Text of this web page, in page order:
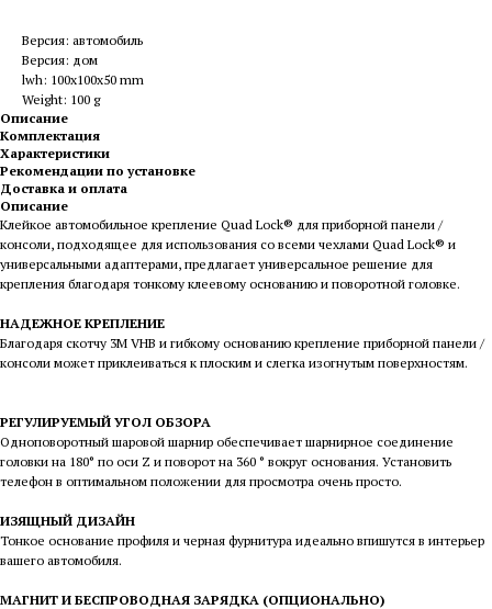
Версия: автомобиль
Версия: дом
lwh: 100x100x50 mm
Weight: 100 g
Описание
Комплектация
Характеристики
Рекомендации по установке
Доставка и оплата
Описание
Клейкое автомобильное крепление Quad Lock® для приборной панели /
консоли, подходящее для использования со всеми чехлами Quad Lock® и
универсальными адаптерами, предлагает универсальное решение для
крепления благодаря тонкому клеевому основанию и поворотной головке.
НАДЕЖНОЕ КРЕПЛЕНИЕ
Благодаря скотчу 3M VHB и гибкому основанию крепление приборной панели /
консоли может приклеиваться к плоским и слегка изогнутым поверхностям.
РЕГУЛИРУЕМЫЙ УГОЛ ОБЗОРА
Одноповоротный шаровой шарнир обеспечивает шарнирное соединение
головки на 180° по оси Z и поворот на 360 ° вокруг основания. Установить
телефон в оптимальном положении для просмотра очень просто.
ИЗЯЩНЫЙ ДИЗАЙН
Тонкое основание профиля и черная фурнитура идеально впишутся в интерьер
вашего автомобиля.
МАГНИТ И БЕСПРОВОДНАЯ ЗАРЯДКА (ОПЦИОНАЛЬНО)